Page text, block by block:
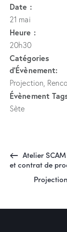
Date :
21 mai
Heure :
20h30
Catégories
d’Évènement:
Projection,
Évènement
Sète
Atelier
et contrat de